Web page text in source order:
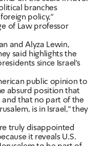
branches
policy,"
of Law professor
and Alyza Lewin,
said highlights the
since Israel's
public opinion to
absurd position that
and that no part of the
is in Israel," they
truly disappointed
it reveals U.S.